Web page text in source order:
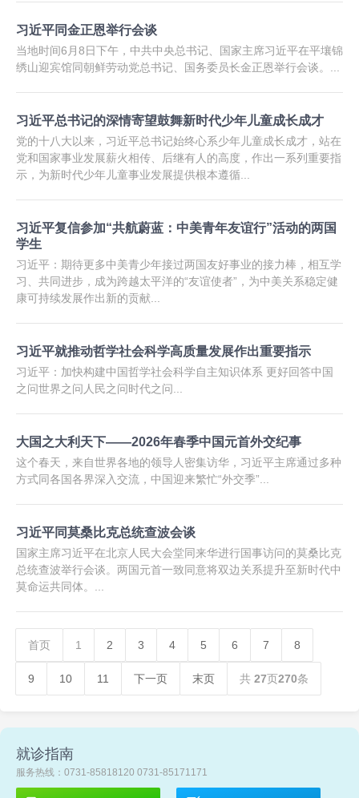
习近平同金正恩举行会谈
当地时间6月8日下午，中共中央总书记、国家主席习近平在平壤锦
绣山迎宾馆同朝鲜劳动党总书记、国务委员长金正恩举行会谈。...
习近平总书记的深情寄望鼓舞新时代少年儿童成长成才
党的十八大以来，习近平总书记始终心系少年儿童成长成才，站在
党和国家事业发展薪火相传、后继有人的高度，作出一系列重要指
示，为新时代少年儿童事业发展提供根本遵循...
习近平复信参加“共航蔚蓝：中美青年友谊行”活动的两国
学生
习近平：期待更多中美青少年接过两国友好事业的接力棒，相互学
习、共同进步，成为跨越太平洋的“友谊使者”，为中美关系稳定健
康可持续发展作出新的贡献...
习近平就推动哲学社会科学高质量发展作出重要指示
习近平：加快构建中国哲学社会科学自主知识体系 更好回答中国
之问世界之问人民之问时代之问...
大国之大利天下——2026年春季中国元首外交纪事
这个春天，来自世界各地的领导人密集访华，习近平主席通过多种
方式同各国各界深入交流，中国迎来繁忙“外交季”...
习近平同莫桑比克总统查波会谈
国家主席习近平在北京人民大会堂同来华进行国事访问的莫桑比克
总统查波举行会谈。两国元首一致同意将双边关系提升至新时代中
莫命运共同体。...
首页 1 2 3 4 5 6 7 8
9 10 11 下一页 末页 共 27页270条
就诊指南
服务热线：0731-85818120 0731-85171171